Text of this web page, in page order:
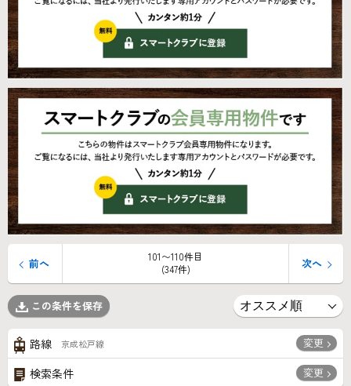
101〜110件目
(347件)
前へ 次へ
この条件を保存
路線 京成松戸線 変更
検索条件 変更